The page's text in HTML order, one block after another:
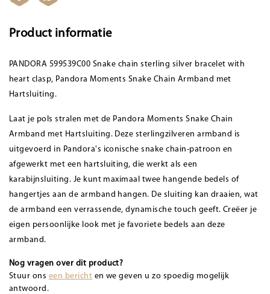
Product informatie
PANDORA 599539C00 Snake chain sterling silver bracelet with
heart clasp, Pandora Moments Snake Chain Armband met
Hartsluiting.
Laat je pols stralen met de Pandora Moments Snake Chain
Armband met Hartsluiting. Deze sterlingzilveren armband is
uitgevoerd in Pandora's iconische snake chain-patroon en
afgewerkt met een hartsluiting, die werkt als een
karabijnsluiting. Je kunt maximaal twee hangende bedels of
hangertjes aan de armband hangen. De sluiting kan draaien, wat
de armband een verrassende, dynamische touch geeft. Creëer je
eigen persoonlijke look met je favoriete bedels aan deze
armband.
Nog vragen over dit product?
Stuur ons een bericht en we geven u zo spoedig mogelijk
antwoord.